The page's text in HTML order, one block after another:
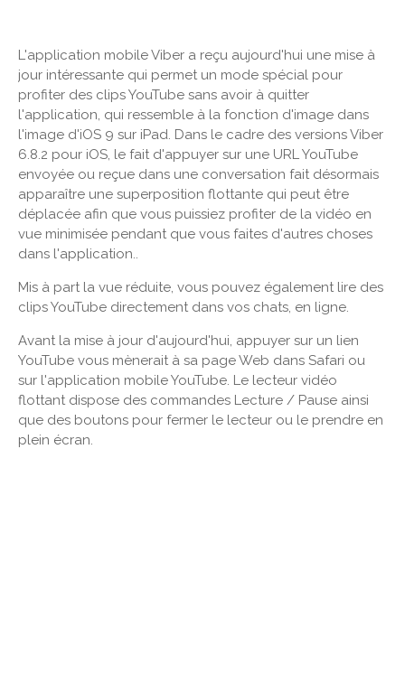
L'application mobile Viber a reçu aujourd'hui une mise à
jour intéressante qui permet un mode spécial pour
profiter des clips YouTube sans avoir à quitter
l'application, qui ressemble à la fonction d'image dans
l'image d'iOS 9 sur iPad. Dans le cadre des versions Viber
6.8.2 pour iOS, le fait d'appuyer sur une URL YouTube
envoyée ou reçue dans une conversation fait désormais
apparaître une superposition flottante qui peut être
déplacée afin que vous puissiez profiter de la vidéo en
vue minimisée pendant que vous faites d'autres choses
dans l'application..
Mis à part la vue réduite, vous pouvez également lire des
clips YouTube directement dans vos chats, en ligne.
Avant la mise à jour d'aujourd'hui, appuyer sur un lien
YouTube vous mènerait à sa page Web dans Safari ou
sur l'application mobile YouTube. Le lecteur vidéo
flottant dispose des commandes Lecture / Pause ainsi
que des boutons pour fermer le lecteur ou le prendre en
plein écran.